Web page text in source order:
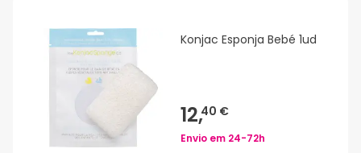
Konjac Esponja Bebé 1ud
12,40 €
Envio em 24-72h